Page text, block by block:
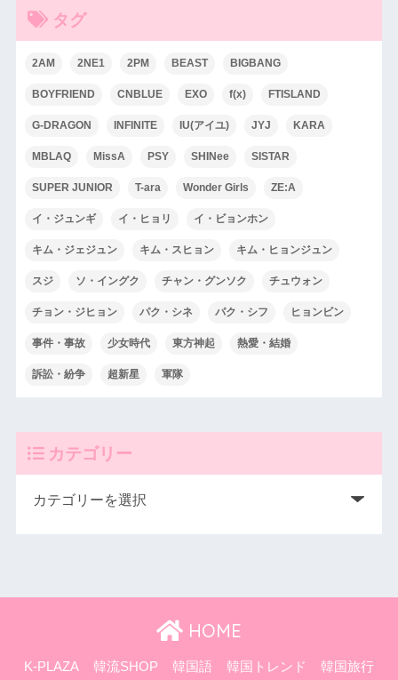
タグ
2AM 2NE1 2PM BEAST BIGBANG
BOYFRIEND CNBLUE EXO f(x) FTISLAND
G-DRAGON INFINITE IU(アイユ) JYJ KARA
MBLAQ MissA PSY SHINee SISTAR
SUPER JUNIOR T-ara Wonder Girls ZE:A
イ・ジュンギ イ・ヒョリ イ・ビョンホン
キム・ジェジュン キム・スヒョン キム・ヒョンジュン
スジ ソ・イングク チャン・グンソク チュウォン
チョン・ジヒョン パク・シネ パク・シフ ヒョンビン
事件・事故 少女時代 東方神起 熱愛・結婚
訴訟・紛争 超新星 軍隊
カテゴリー
HOME
K-PLAZA 韓流SHOP 韓国語 韓国トレンド 韓国旅行